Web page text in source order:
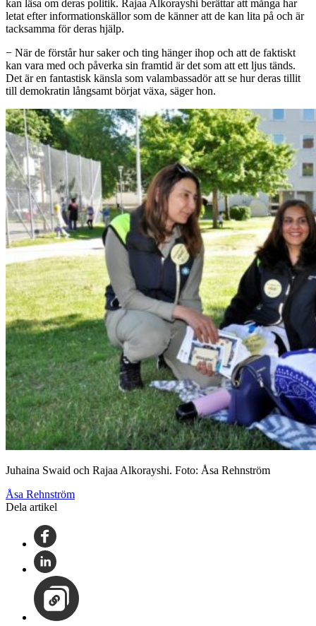
kan läsa om deras politik. Rajaa Alkorayshi berättar att många har
letat efter informationskällor som de känner att de kan lita på och är
tacksamma för deras hjälp.
− När de förstår hur saker och ting hänger ihop och att de faktiskt
kan vara med och påverka sin framtid är det som att ett ljus tänds.
Det är en fantastisk känsla som valambassadör att se hur deras tillit
till demokratin långsamt börjat växa, säger hon.
Juhaina Swaid och Rajaa Alkorayshi. Foto: Åsa Rehnström
Åsa Rehnström
Dela artikel